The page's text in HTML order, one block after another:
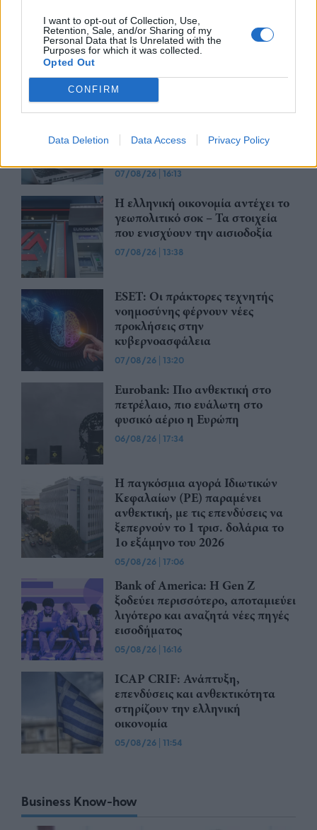
I want to opt-out of Collection, Use,
Retention, Sale, and/or Sharing of my
Personal Data that Is Unrelated with the
Purposes for which it was collected.
Opted Out
CONFIRM
Data Deletion Data Access Privacy Policy
Το καλοκαίρι ανεβάζει τον
λογαριασμό για τους Έλληνες
καταναλωτές
Άνοδος στη χρήση chatbots για
εμπιστοσύνη στα μέσα
07/08/26 | 16:13
Η ελληνική οικονομία αντέχει το
γεωπολιτικό σοκ – Τα στοιχεία
που ενισχύουν την αισιοδοξία
07/08/26 | 13:38
ESET: Οι πράκτορες τεχνητής
νοημοσύνης φέρνουν νέες
προκλήσεις στην
κυβερνοασφάλεια
07/08/26 | 13:20
Eurobank: Πιο ανθεκτική στο
πετρέλαιο, πιο ευάλωτη στο
φυσικό αέριο η Ευρώπη
06/08/26 | 17:34
Η παγκόσμια αγορά Ιδιωτικών
Κεφαλαίων (PE) παραμένει
ανθεκτική, με τις επενδύσεις να
ξεπερνούν το 1 τρισ. δολάρια το
1ο εξάμηνο του 2026
05/08/26 | 17:06
Bank of America: Η Gen Z
ξoδεύει περισσότερο, αποταμιεύει
λιγότερο και αναζητά νέες πηγές
εισοδήματος
05/08/26 | 16:16
ICAP CRIF: Ανάπτυξη,
επενδύσεις και ανθεκτικότητα
στηρίζουν την ελληνική
οικονομία
05/08/26 | 11:54
Business Know-how